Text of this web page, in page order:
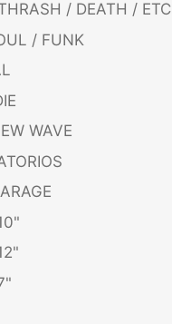
/ DEATH / ETC
/ FUNK
WAVE